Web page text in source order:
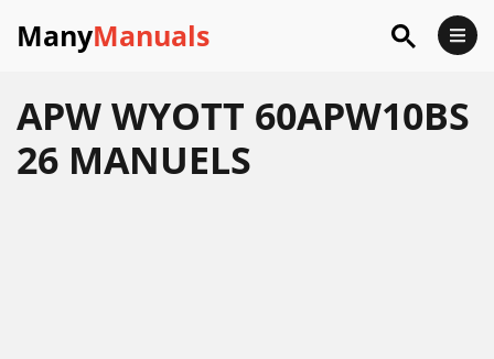
ManyManuals
APW WYOTT 60APW10BS
26 MANUELS